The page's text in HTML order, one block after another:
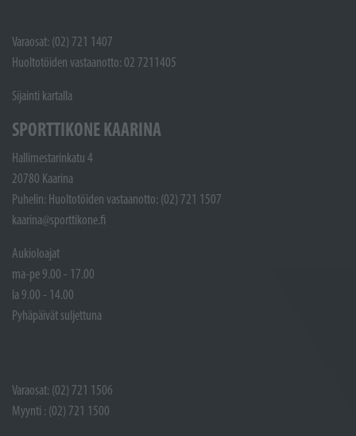
Varaosat: (02) 721 1407
Huoltotöiden vastaanotto: 02 7211405
Sijainti kartalla
SPORTTIKONE KAARINA
Hallimestarinkatu 4
20780 Kaarina
Puhelin: Huoltotöiden vastaanotto: (02) 721 1507
kaarina@sporttikone.fi
Aukioloajat
ma-pe 9.00 - 17.00
la 9.00 - 14.00
Pyhäpäivät suljettuna
Varaosat: (02) 721 1506
Myynti : (02) 721 1500